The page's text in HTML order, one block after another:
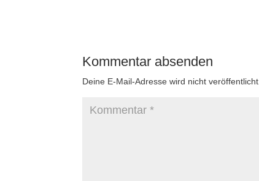
Kommentar absenden
Deine E-Mail-Adresse wird nicht veröffentlicht.